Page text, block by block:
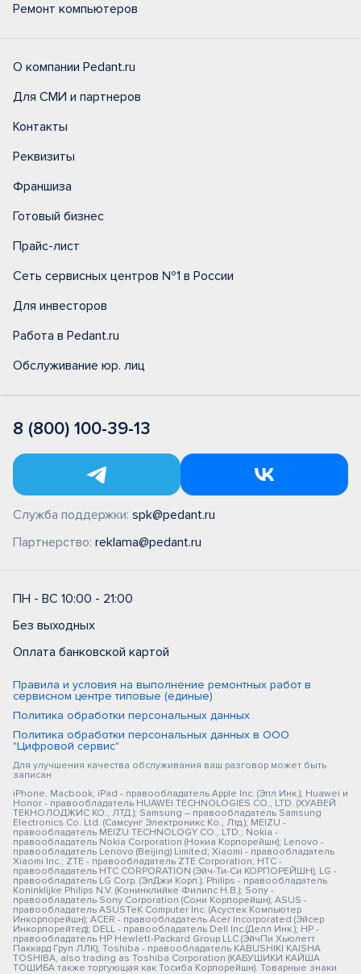
Ремонт компьютеров
О компании Pedant.ru
Для СМИ и партнеров
Контакты
Реквизиты
Франшиза
Готовый бизнес
Прайс-лист
Сеть сервисных центров №1 в России
Для инвесторов
Работа в Pedant.ru
Обслуживание юр. лиц
8 (800) 100-39-13
Служба поддержки: spk@pedant.ru
Партнерство: reklama@pedant.ru
ПН - ВС 10:00 - 21:00
Без выходных
Оплата банковской картой
Правила и условия на выполнение ремонтных работ в
сервисном центре типовые (единые)
Политика обработки персональных данных
Политика обработки персональных данных в ООО
"Цифровой сервис"
Для улучшения качества обслуживания ваш разговор может быть
записан
iPhone, Macbook, iPad - правообладатель Apple Inc. (Эпл Инк.); Huawei и
Honor - правообладатель HUAWEI TECHNOLOGIES CO., LTD. (ХУАВЕЙ
ТЕКНОЛОДЖИС КО., ЛТД.); Samsung – правообладатель Samsung
Electronics Co. Ltd. (Самсунг Электроникс Ко., Лтд.); MEIZU -
правообладатель MEIZU TECHNOLOGY CO., LTD.; Nokia -
правообладатель Nokia Corporation (Нокиа Корпорейшн); Lenovo -
правообладатель Lenovo (Beijing) Limited; Xiaomi - правообладатель
Xiaomi Inc.; ZTE - правообладатель ZTE Corporation; HTC -
правообладатель HTC CORPORATION (Эйч-Ти-Си КОРПОРЕЙШН); LG -
правообладатель LG Corp. (ЭлДжи Корп.); Philips - правообладатель
Koninklijke Philips N.V. (Конинклийке Филипс Н.В.); Sony -
правообладатель Sony Corporation (Сони Корпорейшн); ASUS -
правообладатель ASUSTeK Computer Inc. (Асустек Компьютер
Инкорпорейшн); ACER - правообладатель Acer Incorporated (Эйсер
Инкорпорейтед); DELL - правообладатель Dell Inc.(Делл Инк.); HP -
правообладатель HP Hewlett-Packard Group LLC (ЭйчПи Хьюлетт
Паккард Груп ЛЛК); Toshiba - правообладатель KABUSHIKI KAISHA
TOSHIBA, also trading as Toshiba Corporation (КАБУШИКИ КАЙША
ТОШИБА также торгующая как Тосиба Корпорейшн). Товарные знаки